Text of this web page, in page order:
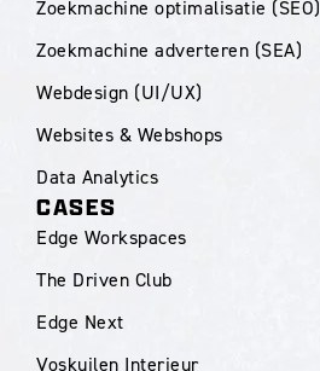
Zoekmachine optimalisatie (SEO)
Zoekmachine adverteren (SEA)
Webdesign (UI/UX)
Websites & Webshops
Data Analytics
CASES
Edge Workspaces
The Driven Club
Edge Next
Voskuilen Interieur